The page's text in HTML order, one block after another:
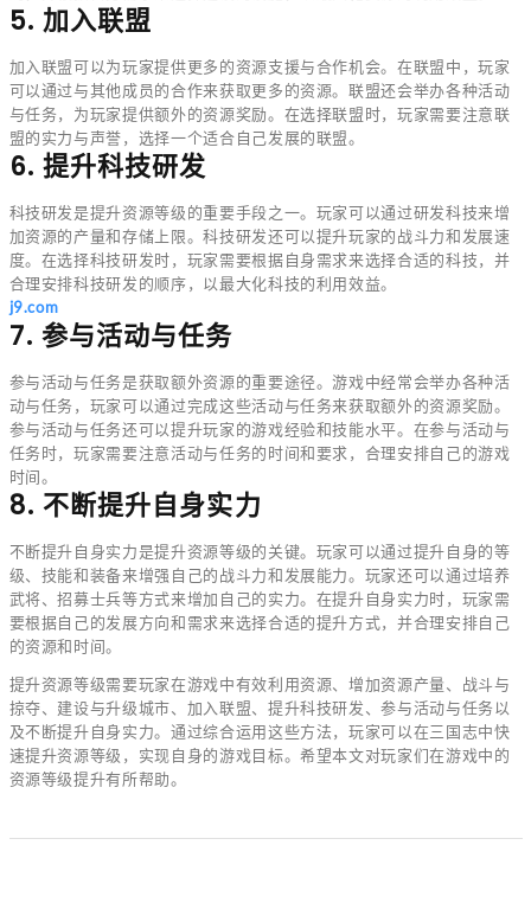
5. 加入联盟
加入联盟可以为玩家提供更多的资源支援与合作机会。在联盟中，玩家
可以通过与其他成员的合作来获取更多的资源。联盟还会举办各种活动
与任务，为玩家提供额外的资源奖励。在选择联盟时，玩家需要注意联
盟的实力与声誉，选择一个适合自己发展的联盟。
6. 提升科技研发
科技研发是提升资源等级的重要手段之一。玩家可以通过研发科技来增
加资源的产量和存储上限。科技研发还可以提升玩家的战斗力和发展速
度。在选择科技研发时，玩家需要根据自身需求来选择合适的科技，并
合理安排科技研发的顺序，以最大化科技的利用效益。
j9.com
7. 参与活动与任务
参与活动与任务是获取额外资源的重要途径。游戏中经常会举办各种活
动与任务，玩家可以通过完成这些活动与任务来获取额外的资源奖励。
参与活动与任务还可以提升玩家的游戏经验和技能水平。在参与活动与
任务时，玩家需要注意活动与任务的时间和要求，合理安排自己的游戏
时间。
8. 不断提升自身实力
不断提升自身实力是提升资源等级的关键。玩家可以通过提升自身的等
级、技能和装备来增强自己的战斗力和发展能力。玩家还可以通过培养
武将、招募士兵等方式来增加自己的实力。在提升自身实力时，玩家需
要根据自己的发展方向和需求来选择合适的提升方式，并合理安排自己
的资源和时间。
提升资源等级需要玩家在游戏中有效利用资源、增加资源产量、战斗与
掠夺、建设与升级城市、加入联盟、提升科技研发、参与活动与任务以
及不断提升自身实力。通过综合运用这些方法，玩家可以在三国志中快
速提升资源等级，实现自身的游戏目标。希望本文对玩家们在游戏中的
资源等级提升有所帮助。